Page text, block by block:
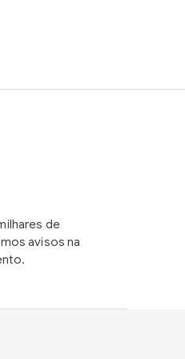
de
avisos na